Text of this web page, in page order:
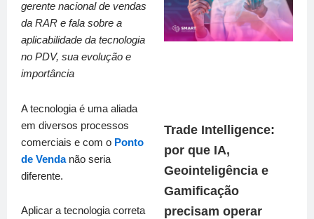
gerente nacional de vendas
da RAR e fala sobre a
aplicabilidade da tecnologia
no PDV, sua evolução e
importância
A tecnologia é uma aliada
em diversos processos
comerciais e com o Ponto
de Vendanão seria
diferente.
Aplicar a tecnologia correta
Trade Intelligence:
por que IA,
Geointeligência e
Gamificação
precisam operar